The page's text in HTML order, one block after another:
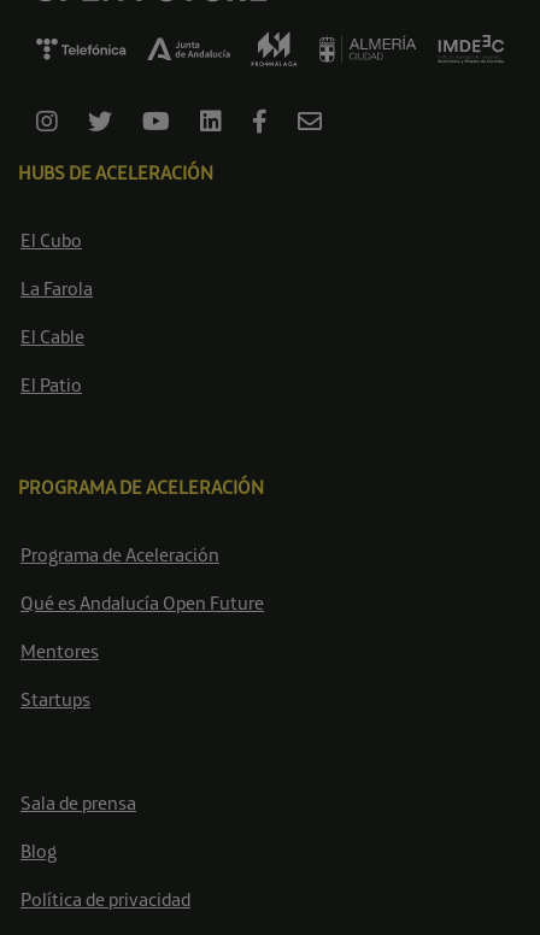
HUBS DE ACELERACIÓN
El Cubo
La Farola
El Cable
El Patio
PROGRAMA DE ACELERACIÓN
Programa de Aceleración
Qué es Andalucía Open Future
Mentores
Startups
Sala de prensa
Blog
Política de privacidad